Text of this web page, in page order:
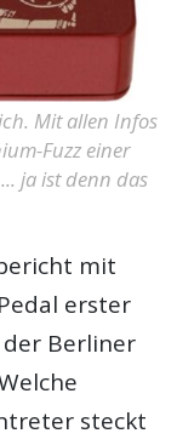
Mit allen Infos
Fuzz einer
ja ist denn das
mit
erster
der Berliner
steckt